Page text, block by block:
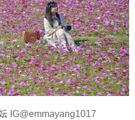
IG@emmayang1017